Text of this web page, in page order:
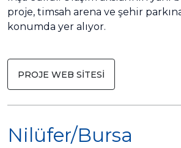
proje, timsah arena ve şehir
konumda yer alıyor.
PROJE WEB SİTESİ
Nilüfer/Bursa